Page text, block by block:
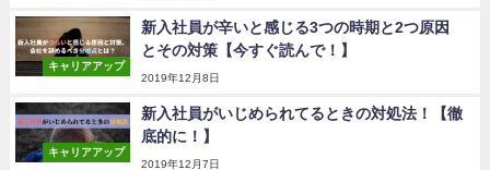
キャリアアップ
新入社員が辛いと感じる3つの時期と2つ原因
とその対策【今すぐ読んで！】
2019年12月8日
キャリアアップ
新入社員がいじめられてるときの対処法！【徹
底的に！】
2019年12月7日